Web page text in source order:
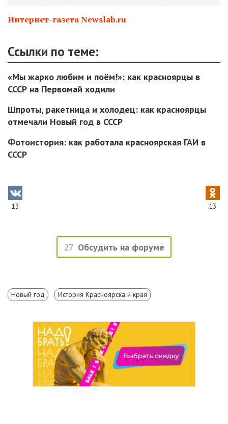
Интернет-газета Newslab.ru
Ссылки по теме:
«Мы жарко любим и поём!»: как красноярцы в
СССР на Первомай ходили
Шпроты, ракетница и холодец: как красноярцы
отмечали Новый год в СССР
Фотоистория: как работала красноярская ГАИ в
СССР
13 13
27 Обсудить на форуме
Новый год История Красноярска и края